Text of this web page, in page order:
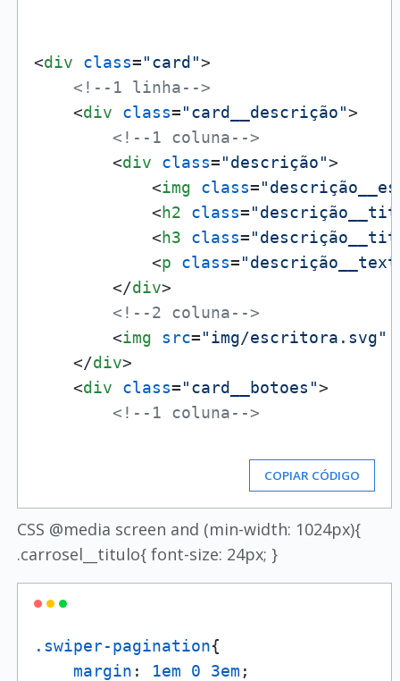
<div class="card">
<!--1 linha-->
<div class="card__descrição">
<!--1 coluna-->
<div class="descrição">
<img class=
<h2 class=
<h3 class=
<p class=
</div>
<!--2 coluna-->
<img src="img/escritora.svg"
</div>
<div class="card__botoes">
<!--1 coluna-->
COPIAR CÓDIGO
CSS @media screen and (min-width: 1024px){
.carrosel__titulo{ font-size: 24px; }
.swiper-pagination{
margin : 1em 0 3em ;